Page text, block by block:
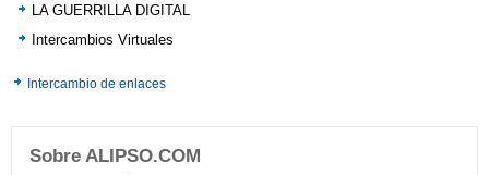
LA GUERRILLA DIGITAL
Intercambios Virtuales
Intercambio de enlaces
Sobre ALIPSO.COM